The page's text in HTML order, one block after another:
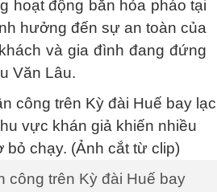
hoạt động bắn hỏa pháo tại
hưởng đến sự an toàn của
và gia đình đang đứng
Văn Lâu.
công trên Kỳ đài Huế bay